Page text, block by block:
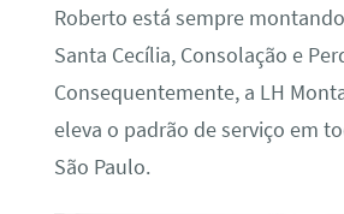
Roberto está sempre
Santa Cecília, Consolação e
Consequentemente, a LH
eleva o padrão de serviço em
São Paulo.